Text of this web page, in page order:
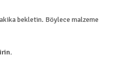
bekletin. Böylece malzeme